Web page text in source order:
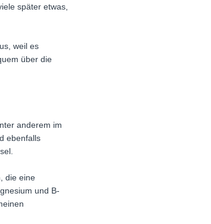
später etwas,
weil es
über die
anderem im
ebenfalls
die eine
und B-